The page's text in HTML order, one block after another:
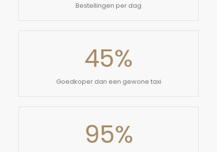
Bestellingen per dag
45%
Goedkoper dan een gewone taxi
95%